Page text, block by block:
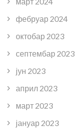
фебруар 2024
октобар 2023
септембар 2023
јун 2023
април 2023
март 2023
јануар 2023